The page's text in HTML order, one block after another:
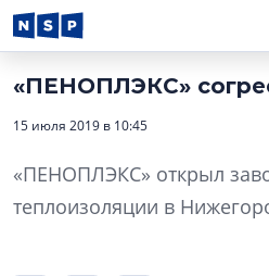
«ПЕНОПЛЭКС»
15 июля 2019 в 10:45
«ПЕНОПЛЭКС» открыл
теплоизоляции в